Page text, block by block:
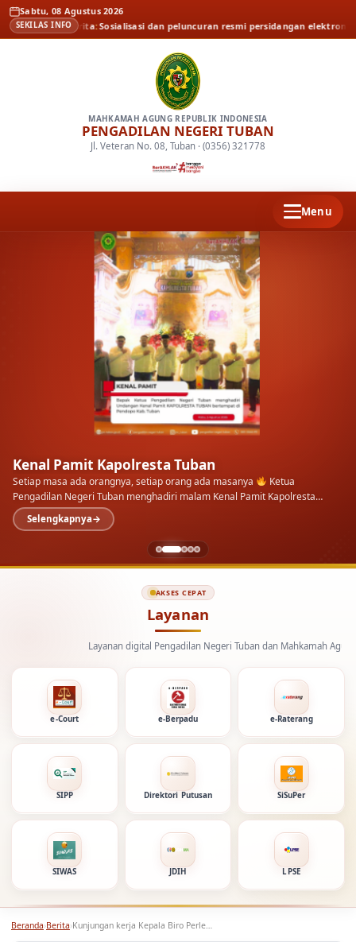
Sabtu, 08 Agustus 2026
SEKILAS INFO
Berita Sosialisasi dan peluncuran resmi persidangan elektronik oleh
MAHKAMAH AGUNG REPUBLIK INDONESIA
PENGADILAN NEGERI TUBAN
Jl. Veteran No. 08, Tuban · (0356) 321778
Menu
Kenal Pamit Kapolresta Tuban
Setiap masa ada orangnya, setiap orang ada masanya
Ketua
Pengadilan Negeri Tuban menghadiri malam Kenal Pamit Kapolresta
Tuban di Pendopo Kab.…
Selengkapnya
AKSES CEPAT
Layanan
Layanan digital Pengadilan Negeri Tuban dan Mahkamah Agung Republik
e-Court e-Berpadu e-Raterang
SIPP Direktori Putusan SiSuPer
SIWAS JDIH LPSE
Beranda›Berita› Kunjungan kerja Kepala Biro Perlengkapan dan Kepala Biro…